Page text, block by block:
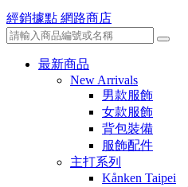
經銷據點 網路商店
最新商品
New Arrivals
男款服飾
女款服飾
背包裝備
服飾配件
主打系列
Kånken Taipei